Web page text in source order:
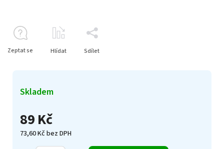
89 Kč
73,60 Kč bez DPH
Skladem
Zeptat se Hlídat Sdílet